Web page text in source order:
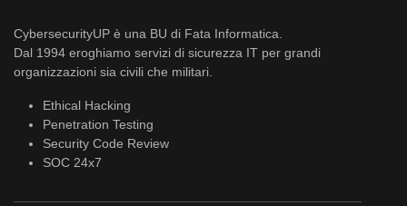
CybersecurityUP è una BU di Fata Informatica.
Dal 1994 eroghiamo servizi di sicurezza IT per grandi
organizzazioni sia civili che militari.
Ethical Hacking
Penetration Testing
Security Code Review
SOC 24x7